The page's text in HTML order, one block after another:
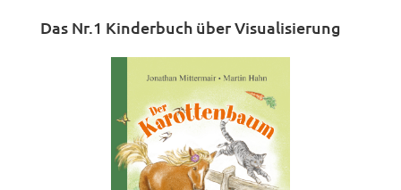
Das Nr.1 Kinderbuch über Visualisierung